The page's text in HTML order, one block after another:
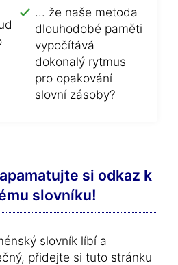
... že naše metoda
dlouhodobé paměti
vypočítává
dokonalý rytmus
pro opakování
slovní zásoby?
si odkaz k
slovníku!
slovník líbí a
přidejte si tuto stránku